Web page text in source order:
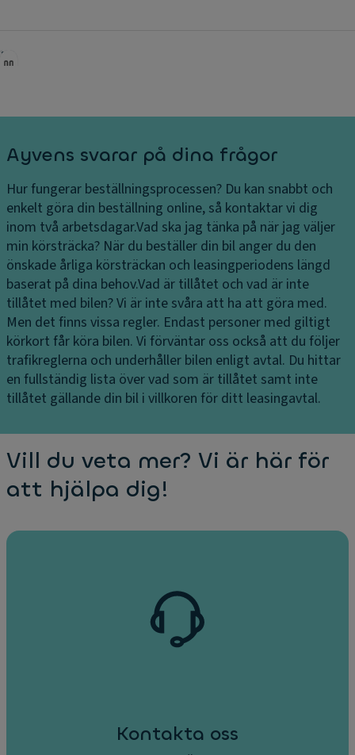
Ayvens svarar på dina frågor
Hur fungerar beställningsprocessen? Du kan snabbt och
enkelt göra din beställning online, så kontaktar vi dig
inom två arbetsdagar.Vad ska jag tänka på när jag väljer
min körsträcka? När du beställer din bil anger du den
önskade årliga körsträckan och leasingperiodens längd
baserat på dina behov.Vad är tillåtet och vad är inte
tillåtet med bilen?Vi är inte svåra att ha att göra med.
Men det finns vissa regler. Endast personer med giltigt
körkort får köra bilen. Vi förväntar oss också att du följer
trafikreglerna och underhåller bilen enligt avtal. Du hittar
en fullständig lista över vad som är tillåtet samt inte
tillåtet gällande din bil i villkoren för ditt leasingavtal.
Vill du veta mer? Vi är här för
att hjälpa dig!
Kontakta oss